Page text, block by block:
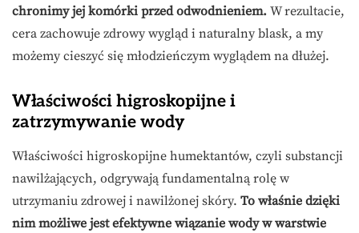
chronimy jej komórki przed odwodnieniem. W rezultacie,
cera zachowuje zdrowy wygląd i naturalny blask, a my
możemy cieszyć się młodzieńczym wyglądem na dłużej.
Właściwości higroskopijne i
zatrzymywanie wody
Właściwości higroskopijne humektantów, czyli substancji
nawilżających, odgrywają fundamentalną rolę w
utrzymaniu zdrowej i nawilżonej skóry. To właśnie dzięki
nim możliwe jest efektywne wiązanie wody w warstwie